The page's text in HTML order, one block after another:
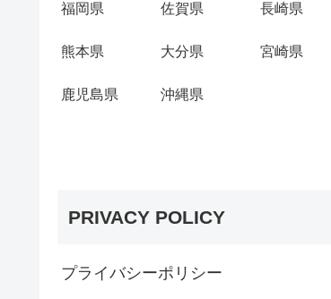
福岡県 佐賀県 長崎県
熊本県 大分県 宮崎県
鹿児島県 沖縄県
PRIVACY POLICY
プライバシーポリシー